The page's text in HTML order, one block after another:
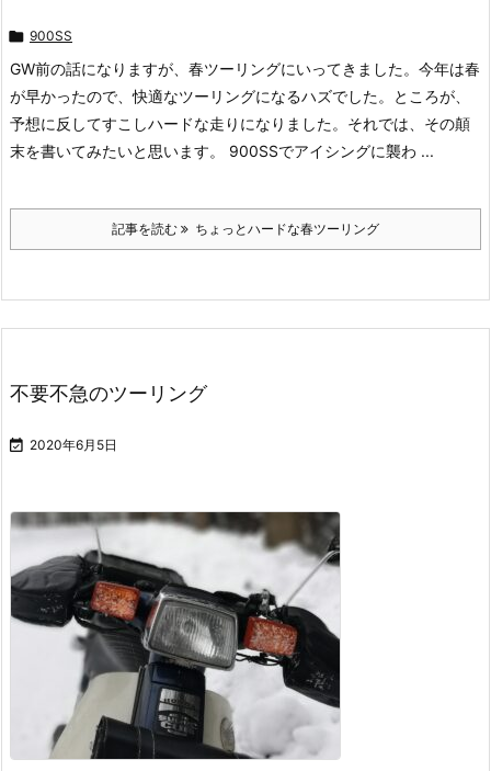
 900SS
GW前の話になりますが、春ツーリングにいってきました。今年は春
が早かったので、快適なツーリングになるハズでした。ところが、
予想に反してすこしハードな走りになりました。それでは、その顛
末を書いてみたいと思います。 900SSでアイシングに襲わ ...
記事を読む ちょっとハードな春ツーリング
不要不急のツーリング
 2020年6月5日